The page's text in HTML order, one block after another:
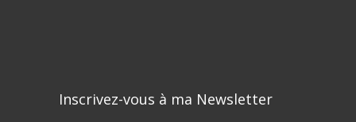
Inscrivez-vous à ma Newsletter